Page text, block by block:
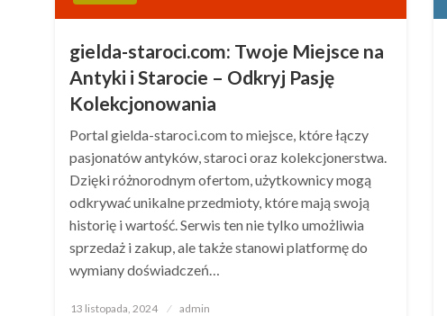
gielda-staroci.com: Twoje Miejsce na
Antyki i Starocie – Odkryj Pasję
Kolekcjonowania
Portal gielda-staroci.com to miejsce, które łączy
pasjonatów antyków, staroci oraz kolekcjonerstwa.
Dzięki różnorodnym ofertom, użytkownicy mogą
odkrywać unikalne przedmioty, które mają swoją
historię i wartość. Serwis ten nie tylko umożliwia
sprzedaż i zakup, ale także stanowi platformę do
wymiany doświadczeń…
Opublikowane
13 listopada, 2024 admin